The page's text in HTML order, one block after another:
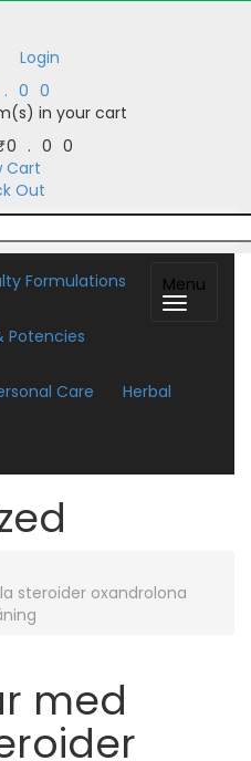
Login
in your cart
0.00
Cart
Out
Menu
Formulations
Potencies
Care Herbal
steroider oxandrolona
med